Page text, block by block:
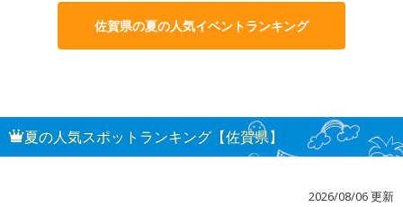
佐賀県の夏の人気イベントランキング
夏の人気スポットランキング【佐賀県】
2026/08/06 更新